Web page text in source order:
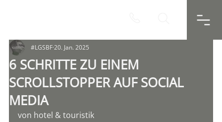
6 SCHRITTE ZU EINEM
SCROLLSTOPPER AUF SOCIAL
MEDIA
#LGSBF20. Jan. 2025
von hotel & touristik